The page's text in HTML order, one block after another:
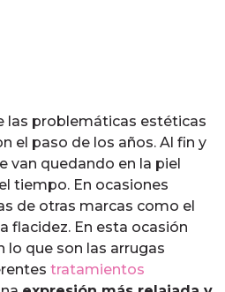
las problemáticas estéticas
el paso de los años. Al fin y
van quedando en la piel
tiempo. En ocasiones
de otras marcas como el
flacidez. En esta ocasión
lo que son las arrugas
tratamientos